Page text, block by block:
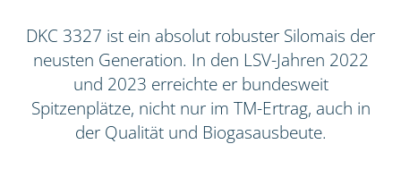
DKC 3327 ist ein absolut robuster Silomais der
neusten Generation. In den LSV-Jahren 2022
und 2023 erreichte er bundesweit
Spitzenplätze, nicht nur im TM-Ertrag, auch in
der Qualität und Biogasausbeute.